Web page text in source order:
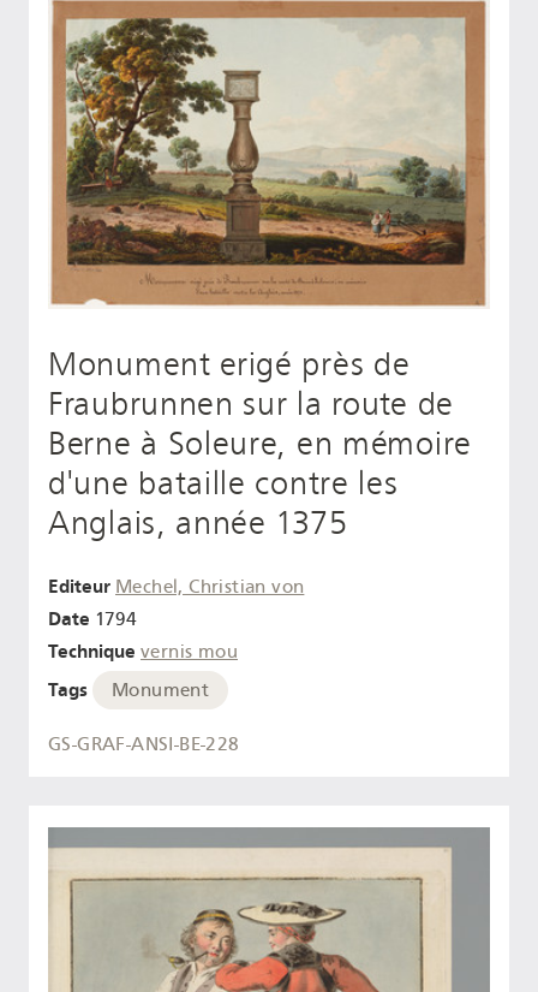
Monument erigé près de
Fraubrunnen sur la route de
Berne à Soleure, en mémoire
d'une bataille contre les
Anglais, année 1375
Editeur Mechel, Christian von
Date 1794
Technique vernis mou
Tags Monument
GS-GRAF-ANSI-BE-228